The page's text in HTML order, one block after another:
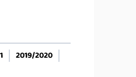
2019/2020